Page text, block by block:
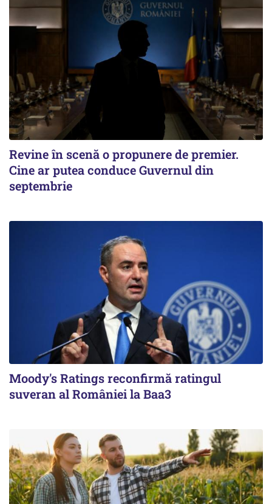
Revine în scenă o propunere de premier.
Cine ar putea conduce Guvernul din
septembrie
Moody's Ratings reconfirmă ratingul
suveran al României la Baa3